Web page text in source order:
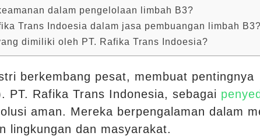
dalam pengelolaan limbah B3?
Trans Indoesia dalam jasa pembuangan limbah B3?
dimiliki oleh PT. Rafika Trans Indoesia?
berkembang pesat, membuat pentingnya
PT. Rafika Trans Indonesia, sebagai
aman. Mereka berpengalaman dalam
lingkungan dan masyarakat.